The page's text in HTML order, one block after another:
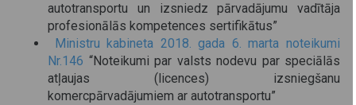
autotransportu un izsniedz pārvadājumu vadītāja
profesionālās kompetences sertifikātus”
Ministru kabineta 2018. gada 6. marta noteikumi
Nr.146 “Noteikumi par valsts nodevu par speciālās
atļaujas (licences) izsniegšanu
komercpārvadājumiem ar autotransportu”